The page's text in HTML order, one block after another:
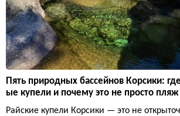
Пять природных бассейнов Корсики:
ые купели и почему это не просто пляж
Райские купели Корсики — это не